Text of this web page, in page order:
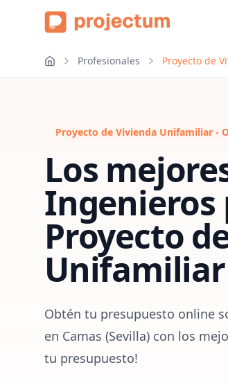
Profesionales Proyecto de
Proyecto de Vivienda Unifamiliar -
Los
Ingenieros
Proyecto
Unifamiliar
Obtén tu presupuesto online
en Camas (Sevilla) con los
tu presupuesto!